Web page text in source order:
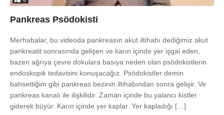
Pankreas Psödokisti
Merhabalar, bu videoda pankreasın akut iltihabı dediğimiz akut
pankreatit sonrasında gelişen ve karın içinde yer işgal eden,
bazen ağrıya çevre dokulara basıya neden olan psödokistlerin
endoskopik tedavisini konuşacağız. Psödokistler demin
bahsettiğim gibi pankreas bezinin iltihabından sonra gelişir. Ve
pankreas kanalı ile ilişkilidir. Zaman içinde bu yalancı kistler
giderek büyür. Karın içinde yer kaplar. Yer kapladığı […]